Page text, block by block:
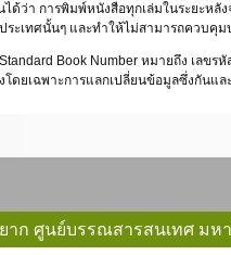
ด้ว่า การพิมพ์หนังสือทุกเล่มในระยะหลั
ะเทศนั้นๆ และทำให้ไม่สามารถควบคุ
Book Number หมายถึง เล
โดยเฉพาะการแลกเปลี่ยนข้อมูลซึ่งกันแล
าก ศูนย์บรรณสารสนเทศ มห